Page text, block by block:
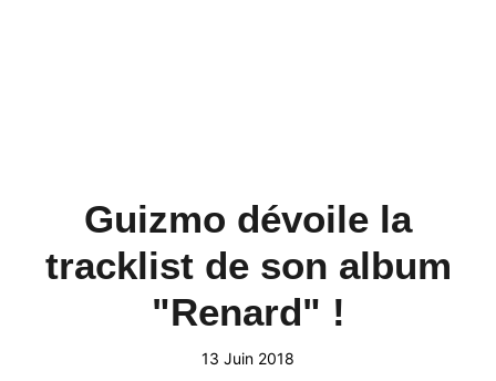
Guizmo dévoile la
tracklist de son album
"Renard" !
13 Juin 2018